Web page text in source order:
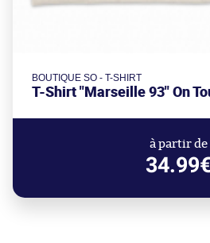
BOUTIQUE SO - T-SHIRT
T-Shirt "Marseille 93" On
à partir de